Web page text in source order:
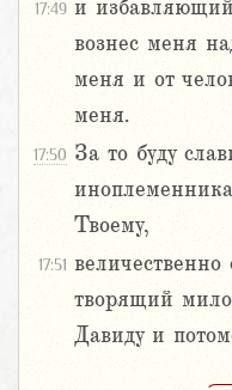
17:49 и
вознес меня
меня и от
меня.
17:50 За то буду
Твоему,
17:51
творящий
Давиду и